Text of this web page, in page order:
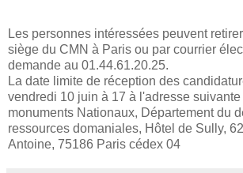
Les personnes intéressées peuvent
siège du CMN à Paris ou par courrier
demande au 01.44.61.20.25.
La date limite de réception des
vendredi 10 juin à 17 à l'adresse
monuments Nationaux, Département du
ressources domaniales, Hôtel de Sully,
Antoine, 75186 Paris cédex 04